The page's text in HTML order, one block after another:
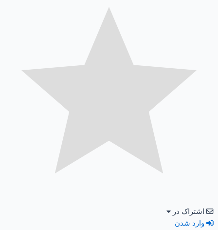
اشتراک در
وارد شدن